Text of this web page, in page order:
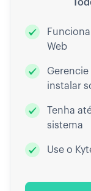
Web
instalar
Tenha
sistema
Use o